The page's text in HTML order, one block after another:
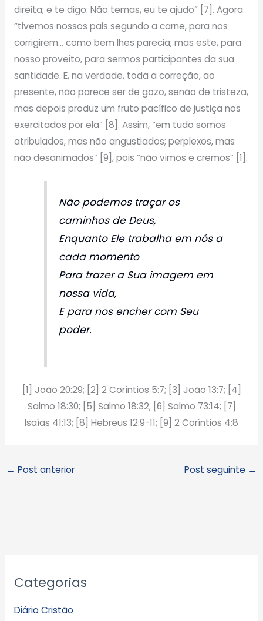
direita; e te digo: Não temas, eu te ajudo” [7]. Agora
“tivemos nossos pais segundo a carne, para nos
corrigirem… como bem lhes parecia; mas este, para
nosso proveito, para sermos participantes da sua
santidade. E, na verdade, toda a correção, ao
presente, não parece ser de gozo, senão de tristeza,
mas depois produz um fruto pacífico de justiça nos
exercitados por ela” [8]. Assim, “em tudo somos
atribulados, mas não angustiados; perplexos, mas
não desanimados” [9], pois “não vimos e cremos” [1].
Não podemos traçar os
caminhos de Deus,
Enquanto Ele trabalha em nós a
cada momento
Para trazer a Sua imagem em
nossa vida,
E para nos encher com Seu
poder.
[1] João 20:29; [2] 2 Coríntios 5:7; [3] João 13:7; [4]
Salmo 18:30; [5] Salmo 18:32; [6] Salmo 73:14; [7]
Isaías 41:13; [8] Hebreus 12:9-11; [9] 2 Coríntios 4:8
← Post anterior Post seguinte →
Categorias
Diário Cristão
r